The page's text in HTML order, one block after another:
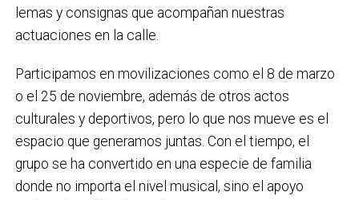
lemas y consignas que acompañan nuestras
actuaciones en la calle.
Participamos en movilizaciones como el 8 de marzo
o el 25 de noviembre, además de otros actos
culturales y deportivos, pero lo que nos mueve es el
espacio que generamos juntas. Con el tiempo, el
grupo se ha convertido en una especie de familia
donde no importa el nivel musical, sino el apoyo